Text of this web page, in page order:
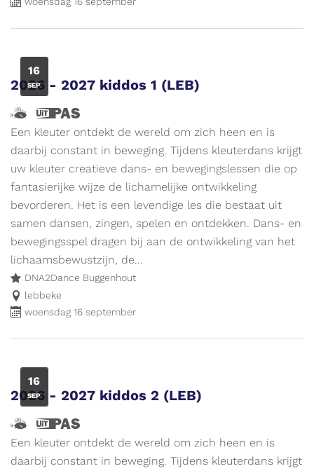
activiteiten
Meer
info
op
www.vliegjemee.be!
WO
16
SEP
2026 - 2027 kiddos 1 (LEB)
Hallo,
ik
ben
Vlieg
en
ik
wijs
de
weg
naar
leuke
activiteiten
Meer
info
op
www.vliegjemee.be!
Dit
is
een
UiTPAS
evenement.
Een kleuter ontdekt de wereld om zich heen en is
daarbij constant in beweging. Tijdens kleuterdans krijgt
uw kleuter creatieve dans- en bewegingslessen die op
fantasierijke wijze de lichamelijke ontwikkeling
bevorderen. Het is een levendige les die bestaat uit
samen dansen, zingen, spelen en ontdekken. Dans- en
bewegingsspel dragen bij aan de ontwikkeling van het
lichaamsbewustzijn, de...
DNA2Dance Buggenhout
lebbeke
woensdag 16 september
WO
16
SEP
2026 - 2027 kiddos 2 (LEB)
Hallo,
ik
ben
Dit
is
een
Een kleuter ontdekt de wereld om zich heen en is
daarbij constant in beweging. Tijdens kleuterdans krijgt